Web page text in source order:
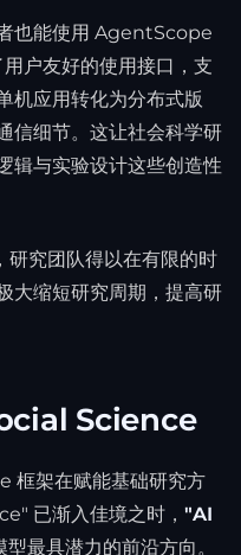
也能使用 AgentScope
户友好的使用接口，支
机应用转化为分布式版
信细节。这让社会科学研
辑与实验设计这些创造性
究团队得以在有限的时
大缩短研究周期，提高研
Science
架在赋能基础研究方
已渐入佳境之时， "AI
型最具潜力的前沿方向。